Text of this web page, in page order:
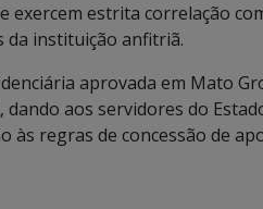
exercem estrita correlação
da instituição anfitriã.
aprovada em Mato
dando aos servidores do
às regras de concessão de